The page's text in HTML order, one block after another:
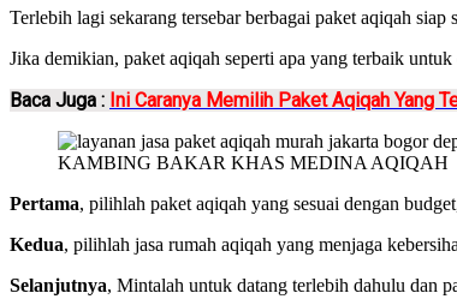
Terlebih lagi sekarang tersebar berbagai paket aqiqah
Jika demikian, paket aqiqah seperti apa yang terbaik
Baca Juga : Ini Caranya Memilih Paket Aqiqah Yang
KAMBING BAKAR KHAS MEDINA AQIQAH
Pertama, pilihlah paket aqiqah yang sesuai dengan
Kedua, pilihlah jasa rumah aqiqah yang menjaga
Selanjutnya, Mintalah untuk datang terlebih dahulu dan